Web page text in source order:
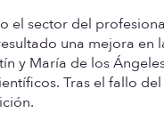
el sector del
una mejora
y María de los
Tras el fallo